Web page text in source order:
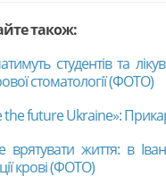
також:
студентів та
стоматології (ФОТО)
the future Ukraine»:
життя: в
крові (ФОТО)